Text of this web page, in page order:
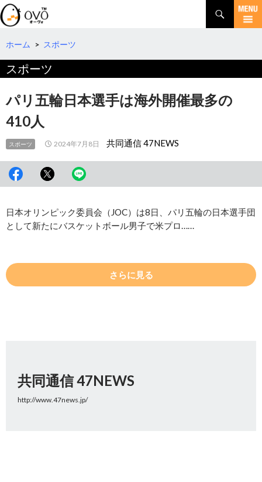
検
索
コ
テ
へ
動
ホーム > スポーツ
スポーツ
パリ五輪日本選手は海外開催最多の
410人
スポーツ 2024年7月8日 共同通信 47NEWS
日本オリンピック委員会（JOC）は8日、パリ五輪の日本選手団
として新たにバスケットボール男子で米プロ……
さらに見る
共同通信 47NEWS
http://www.47news.jp/